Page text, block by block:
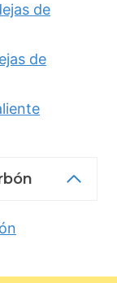
de
de